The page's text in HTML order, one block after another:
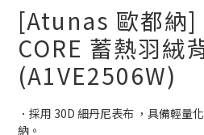
[Atunas 歐都納]
CORE 蓄熱羽絨
(A1VE2506W)
．採用 30D 細丹尼表布 ，具備輕量
納。